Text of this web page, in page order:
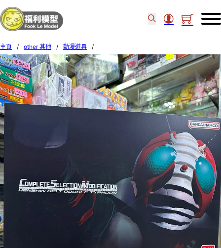
主頁 / other 其他 / 動漫道具
/
‘-特價變身道具- Bandai CSM HENSHIN BELT DOUBLE TYPHOON 978852